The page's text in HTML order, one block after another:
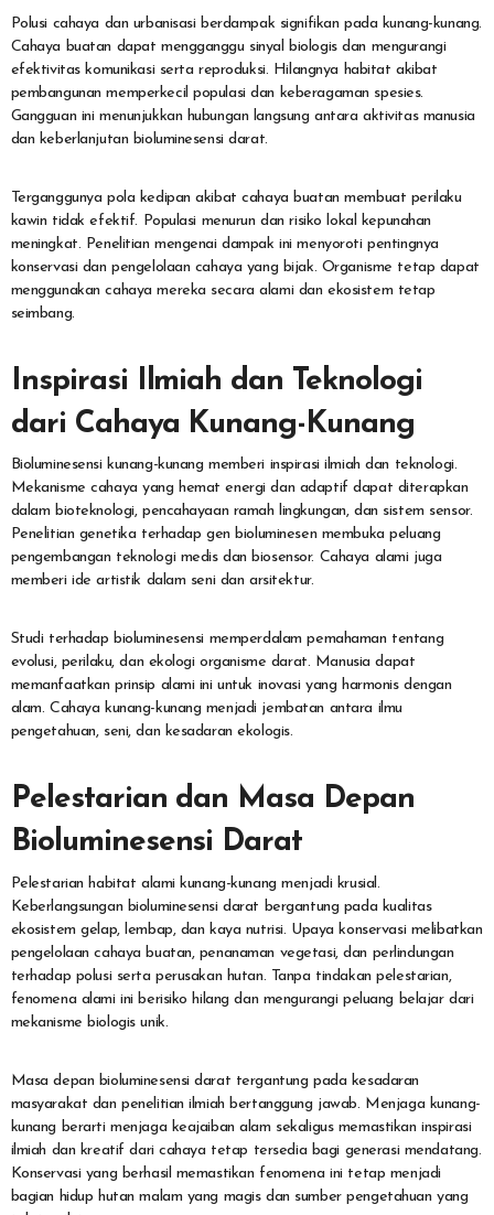
Polusi cahaya dan urbanisasi berdampak signifikan pada kunang-kunang.
Cahaya buatan dapat mengganggu sinyal biologis dan mengurangi
efektivitas komunikasi serta reproduksi. Hilangnya habitat akibat
pembangunan memperkecil populasi dan keberagaman spesies.
Gangguan ini menunjukkan hubungan langsung antara aktivitas manusia
dan keberlanjutan bioluminesensi darat.
Terganggunya pola kedipan akibat cahaya buatan membuat perilaku
kawin tidak efektif. Populasi menurun dan risiko lokal kepunahan
meningkat. Penelitian mengenai dampak ini menyoroti pentingnya
konservasi dan pengelolaan cahaya yang bijak. Organisme tetap dapat
menggunakan cahaya mereka secara alami dan ekosistem tetap
seimbang.
Inspirasi Ilmiah dan Teknologi
dari Cahaya Kunang-Kunang
Bioluminesensi kunang-kunang memberi inspirasi ilmiah dan teknologi.
Mekanisme cahaya yang hemat energi dan adaptif dapat diterapkan
dalam bioteknologi, pencahayaan ramah lingkungan, dan sistem sensor.
Penelitian genetika terhadap gen bioluminesen membuka peluang
pengembangan teknologi medis dan biosensor. Cahaya alami juga
memberi ide artistik dalam seni dan arsitektur.
Studi terhadap bioluminesensi memperdalam pemahaman tentang
evolusi, perilaku, dan ekologi organisme darat. Manusia dapat
memanfaatkan prinsip alami ini untuk inovasi yang harmonis dengan
alam. Cahaya kunang-kunang menjadi jembatan antara ilmu
pengetahuan, seni, dan kesadaran ekologis.
Pelestarian dan Masa Depan
Bioluminesensi Darat
Pelestarian habitat alami kunang-kunang menjadi krusial.
Keberlangsungan bioluminesensi darat bergantung pada kualitas
ekosistem gelap, lembap, dan kaya nutrisi. Upaya konservasi melibatkan
pengelolaan cahaya buatan, penanaman vegetasi, dan perlindungan
terhadap polusi serta perusakan hutan. Tanpa tindakan pelestarian,
fenomena alami ini berisiko hilang dan mengurangi peluang belajar dari
mekanisme biologis unik.
Masa depan bioluminesensi darat tergantung pada kesadaran
masyarakat dan penelitian ilmiah bertanggung jawab. Menjaga kunang-
kunang berarti menjaga keajaiban alam sekaligus memastikan inspirasi
ilmiah dan kreatif dari cahaya tetap tersedia bagi generasi mendatang.
Konservasi yang berhasil memastikan fenomena ini tetap menjadi
bagian hidup hutan malam yang magis dan sumber pengetahuan yang